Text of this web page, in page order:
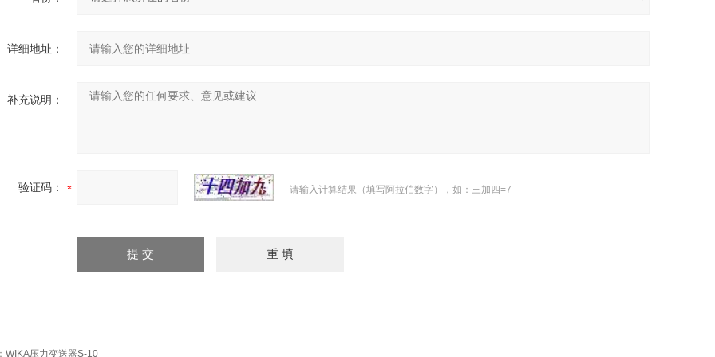
详细地址：
补充说明：
验证码： 请输入计算结果（填写阿拉伯数字），如：三加四=7
WIKA压力变送器S-10